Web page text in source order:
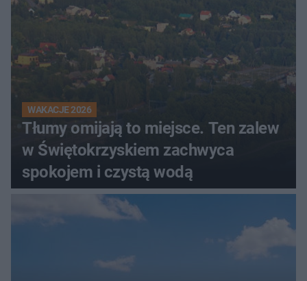
WAKACJE 2026
Tłumy omijają to miejsce. Ten zalew
w Świętokrzyskiem zachwyca
spokojem i czystą wodą